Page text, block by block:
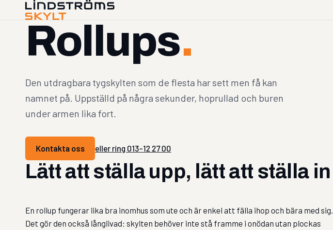
Rollups.
Den utdragbara tygskylten som de flesta har sett men få kan
namnet på. Uppställd på några sekunder, hoprullad och buren
under armen lika fort.
Kontakta oss eller ring 013-12 27 00
Lätt att ställa upp, lätt att ställa in
En rollup fungerar lika bra inomhus som ute och är enkel att fälla ihop och bära med sig.
Det gör den också långlivad: skylten behöver inte stå framme i onödan utan plockas